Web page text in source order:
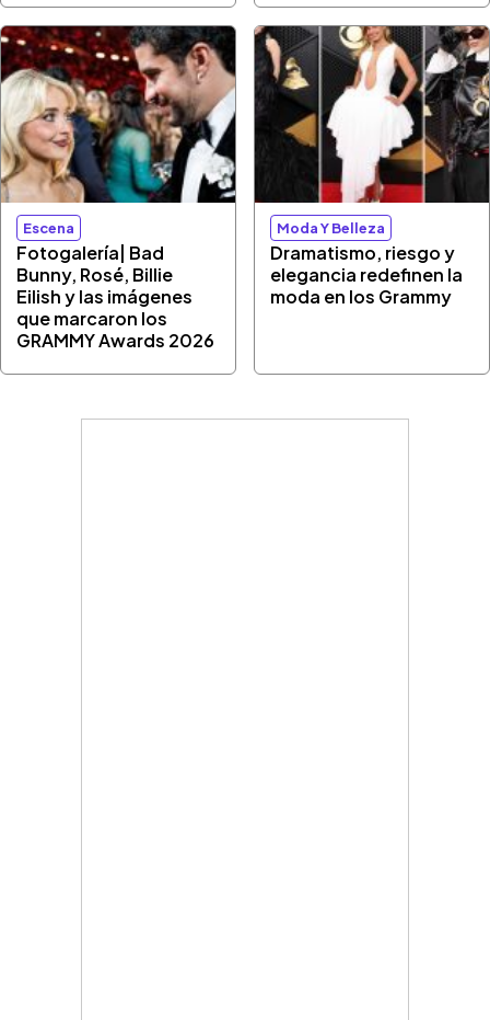
Escena
Fotogalería| Bad
Bunny, Rosé, Billie
Eilish y las imágenes
que marcaron los
GRAMMY Awards 2026
Moda Y Belleza
Dramatismo, riesgo y
elegancia redefinen la
moda en los Grammy